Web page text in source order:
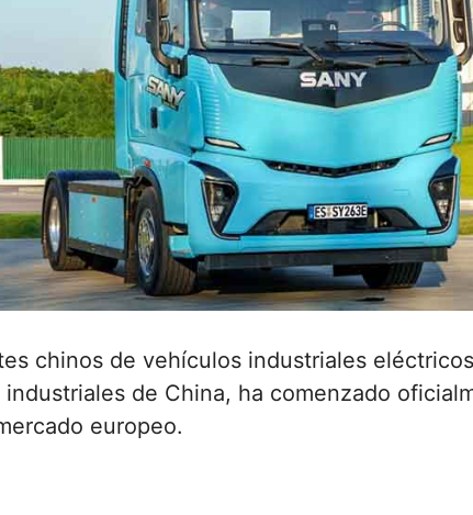
chinos de vehículos industriales
de China, ha comenzado
europeo.